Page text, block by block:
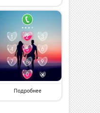
Подробнее